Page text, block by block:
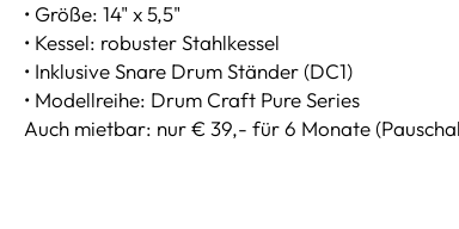
• Größe: 14" x 5,5"
• Kessel: robuster Stahlkessel
• Inklusive Snare Drum Ständer (DC1)
• Modellreihe: Drum Craft Pure Series
Auch mietbar: nur € 39,- für 6 Monate